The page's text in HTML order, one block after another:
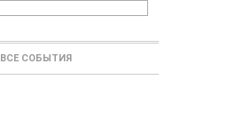
ВСЕ СОБЫТИЯ